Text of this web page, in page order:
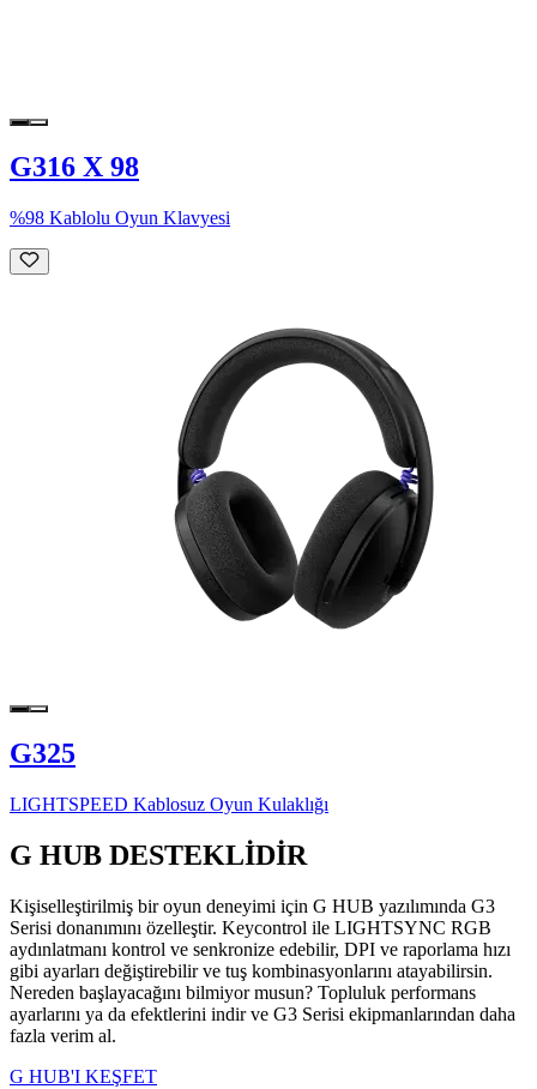
G316 X 98
%98 Kablolu Oyun Klavyesi
G325
LIGHTSPEED Kablosuz Oyun Kulaklığı
G HUB DESTEKLİDİR
Kişiselleştirilmiş bir oyun deneyimi için G HUB yazılımında G3
Serisi donanımını özelleştir. Keycontrol ile LIGHTSYNC RGB
aydınlatmanı kontrol ve senkronize edebilir, DPI ve raporlama hızı
gibi ayarları değiştirebilir ve tuş kombinasyonlarını atayabilirsin.
Nereden başlayacağını bilmiyor musun? Topluluk performans
ayarlarını ya da efektlerini indir ve G3 Serisi ekipmanlarından daha
fazla verim al.
G HUB'I KEŞFET